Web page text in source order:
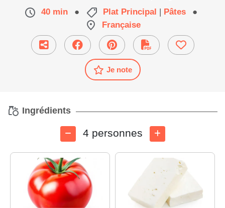
40 min ● Plat Principal | Pâtes
●
Française
Je note
Ingrédients
4 personnes